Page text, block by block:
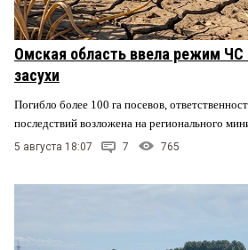
Омская область ввела режим ЧС
засухи
Погибло более 100 га посевов,
последствий возложена на регионального
5 августа 18:07 7 765